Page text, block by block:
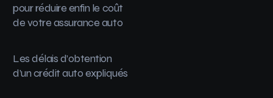
pour réduire enfin le coût
de votre assurance auto
Les délais d’obtention
d’un crédit auto expliqués